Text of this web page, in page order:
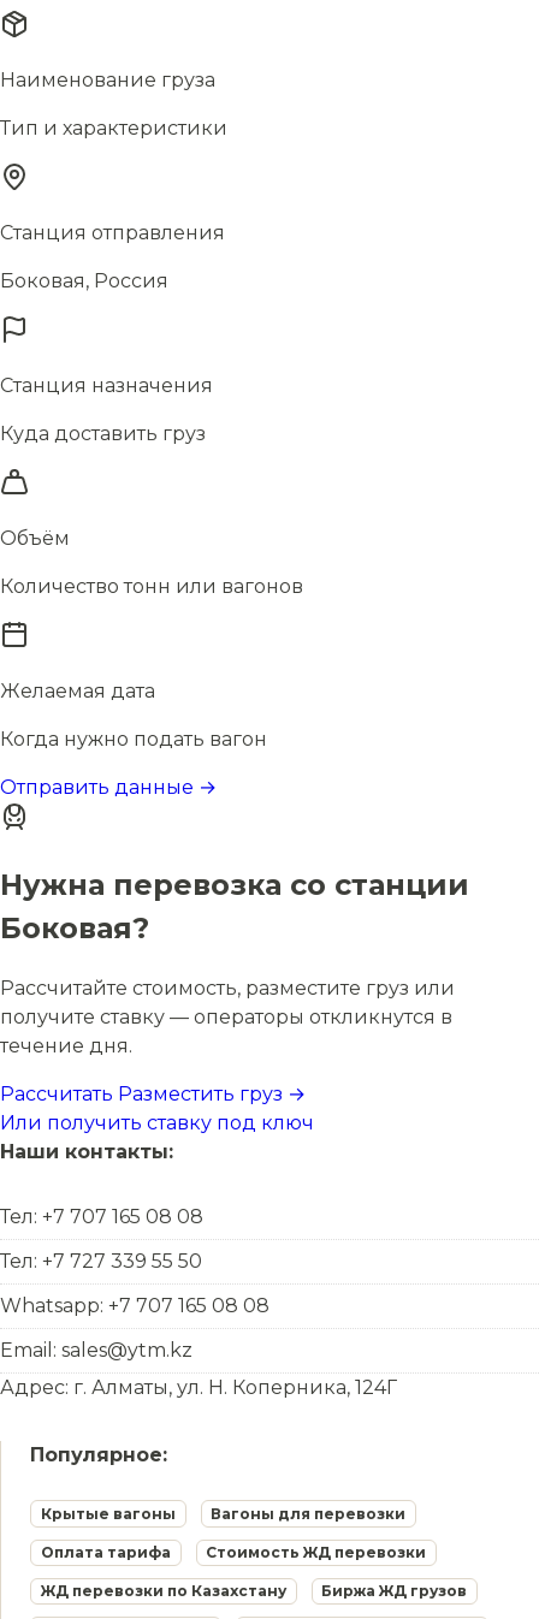
Наименование груза
Тип и характеристики
Станция отправления
Боковая, Россия
Станция назначения
Куда доставить груз
Объём
Количество тонн или вагонов
Желаемая дата
Когда нужно подать вагон
Отправить данные →
Нужна перевозка со станции
Боковая?
Рассчитайте стоимость, разместите груз или
получите ставку — операторы откликнутся в
течение дня.
Рассчитать Разместить груз →
Или получить ставку под ключ
Наши контакты:
Тел: +7 707 165 08 08
Тел: +7 727 339 55 50
Whatsapp: +7 707 165 08 08
Email: sales@ytm.kz
Адрес: г. Алматы, ул. Н. Коперника, 124Г
Популярное:
Крытые вагоны Вагоны для перевозки
Оплата тарифа Стоимость ЖД перевозки
ЖД перевозки по Казахстану Биржа ЖД грузов